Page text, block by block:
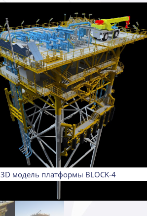
3D модель платформы BLOCK-4